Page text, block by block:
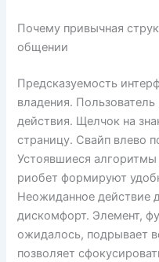
Почему привычная
общении
Предсказуемость
владения.
действия. Щелчок на
страницу. Свайп влево
Устоявшиеся
риобет формируют
Неожиданное действие
дискомфорт. Элемент,
ожидалось, подрывает
позволяет